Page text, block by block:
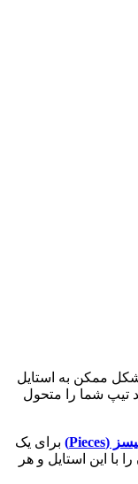
ممکن به استایل
تیپ شما را متحول
(
Pieces
) برای یک
با این استایل و هر